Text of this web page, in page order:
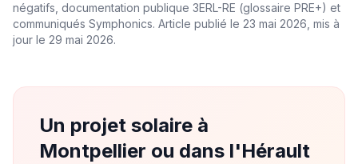
négatifs, documentation publique 3ERL-RE (glossaire PRE+) et
communiqués Symphonics. Article publié le 23 mai 2026, mis à
jour le 29 mai 2026.
Un projet solaire à
Montpellier ou dans l'Hérault